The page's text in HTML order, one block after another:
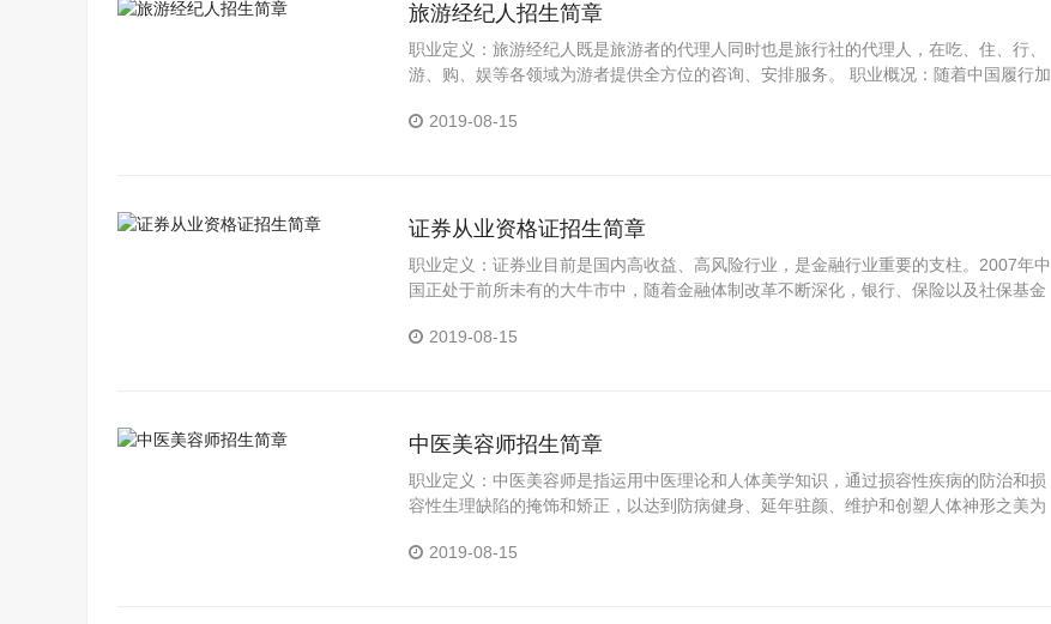
旅游经纪人招生简章
职业定义：旅游经纪人既是旅游者的代理人同时也是旅行社的代理人，在吃、住、行、
游、购、娱等各领域为游者提供全方位的咨询、安排服务。 职业概况：随着中国履行加
2019-08-15
证券从业资格证招生简章
职业定义：证券业目前是国内高收益、高风险行业，是金融行业重要的支柱。2007年中
国正处于前所未有的大牛市中，随着金融体制改革不断深化，银行、保险以及社保基金
2019-08-15
中医美容师招生简章
职业定义：中医美容师是指运用中医理论和人体美学知识，通过损容性疾病的防治和损
容性生理缺陷的掩饰和矫正，以达到防病健身、延年驻颜、维护和创塑人体神形之美为
2019-08-15